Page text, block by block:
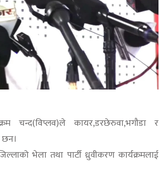
चन्द(विप्लव)ले कायर,डरछेरुवा,भगौडा र
भेला तथा पार्टी ध्रुवीकरण कार्यक्रमलाई